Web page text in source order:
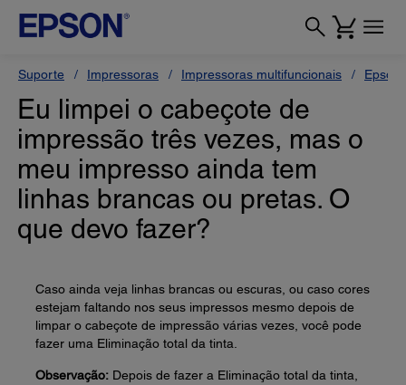
Suporte Impressoras Impressoras multifuncionais Epson
Eu limpei o cabeçote de
impressão três vezes, mas o
meu impresso ainda tem
linhas brancas ou pretas. O
que devo fazer?
Caso ainda veja linhas brancas ou escuras, ou caso cores
estejam faltando nos seus impressos mesmo depois de
limpar o cabeçote de impressão várias vezes, você pode
fazer uma Eliminação total da tinta.
Observação: Depois de fazer a Eliminação total da tinta,